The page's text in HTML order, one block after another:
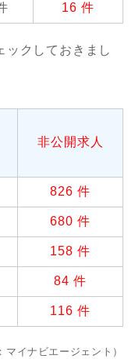
16 件
ックしておきまし
非公開求人
826 件
680 件
158 件
84 件
116 件
マイナビエージェント）